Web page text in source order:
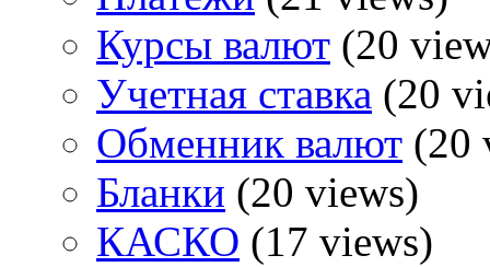
Курсы валют (20
Учетная ставка (20
Обменник валют (20
Бланки (20 views)
КАСКО (17 views)